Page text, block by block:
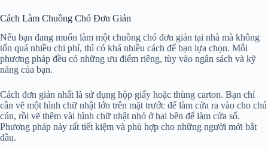
Cách Làm Chuồng Chó Đơn Giản
Nếu bạn đang muốn làm một chuồng chó đơn giản tại nhà mà không
tốn quá nhiều chi phí, thì có khá nhiều cách để bạn lựa chọn. Mỗi
phương pháp đều có những ưu điểm riêng, tùy vào ngân sách và kỹ
năng của bạn.
Cách đơn giản nhất là sử dụng hộp giấy hoặc thùng carton. Bạn chỉ
cần vẽ một hình chữ nhật lớn trên mặt trước để làm cửa ra vào cho chú
cún, rồi vẽ thêm vài hình chữ nhật nhỏ ở hai bên để làm cửa sổ.
Phương pháp này rất tiết kiệm và phù hợp cho những người mới bắt
đầu.